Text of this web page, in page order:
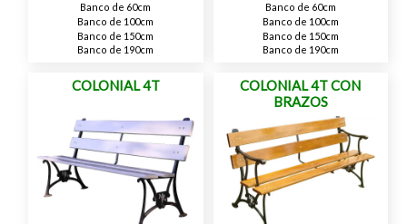
Banco de 60cm
Banco de 100cm
Banco de 150cm
Banco de 190cm
Banco de 60cm
Banco de 100cm
Banco de 150cm
Banco de 190cm
COLONIAL 4T
COLONIAL 4T CON
BRAZOS